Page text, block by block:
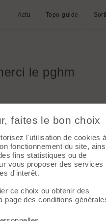
Actu Topo-guide
le pghm
demande en criant d
tres escarpe par
faites le bon choix
l'utilisation de cookies à
fonctionnement du site,
fins statistiques ou de
vous proposer des services
d'interêt.
ce choix ou obtenir des
des conditions